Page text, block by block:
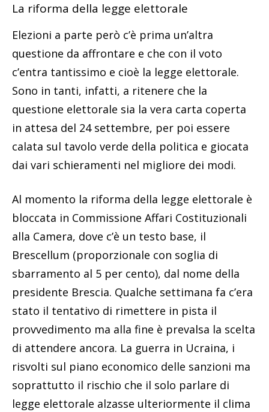
La riforma della legge elettorale
Elezioni a parte però c’è prima un’altra
questione da affrontare e che con il voto
c’entra tantissimo e cioè la legge elettorale.
Sono in tanti, infatti, a ritenere che la
questione elettorale sia la vera carta coperta
in attesa del 24 settembre, per poi essere
calata sul tavolo verde della politica e giocata
dai vari schieramenti nel migliore dei modi.
Al momento la riforma della legge elettorale è
bloccata in Commissione Affari Costituzionali
alla Camera, dove c’è un testo base, il
Brescellum (proporzionale con soglia di
sbarramento al 5 per cento), dal nome della
presidente Brescia. Qualche settimana fa c’era
stato il tentativo di rimettere in pista il
provvedimento ma alla fine è prevalsa la scelta
di attendere ancora. La guerra in Ucraina, i
risvolti sul piano economico delle sanzioni ma
soprattutto il rischio che il solo parlare di
legge elettorale alzasse ulteriormente il clima